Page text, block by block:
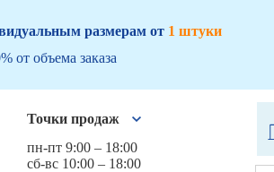
размерам от 1 штуки
от объема заказа
Точки продаж
пн-пт 9:00 – 18:00
сб-вс 10:00 – 18:00